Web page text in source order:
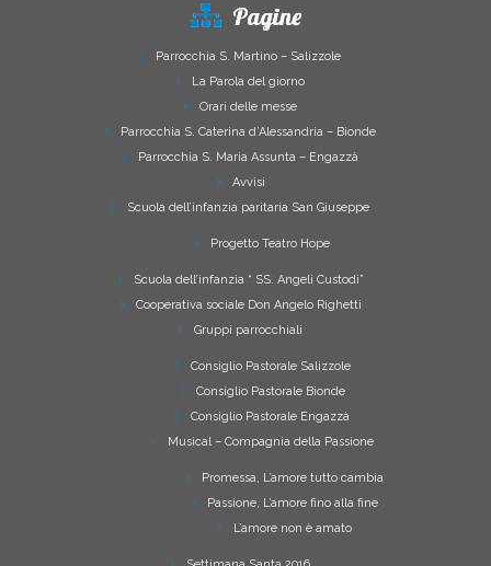
Pagine
Parrocchia S. Martino – Salizzole
La Parola del giorno
Orari delle messe
Parrocchia S. Caterina d’Alessandria – Bionde
Parrocchia S. Maria Assunta – Engazzà
Avvisi
Scuola dell’infanzia paritaria San Giuseppe
Progetto Teatro Hope
Scuola dell’infanzia “ SS. Angeli Custodi”
Cooperativa sociale Don Angelo Righetti
Gruppi parrocchiali
Consiglio Pastorale Salizzole
Consiglio Pastorale Bionde
Consiglio Pastorale Engazzà
Musical – Compagnia della Passione
Promessa, L’amore tutto cambia
Passione, L’amore fino alla fine
L’amore non è amato